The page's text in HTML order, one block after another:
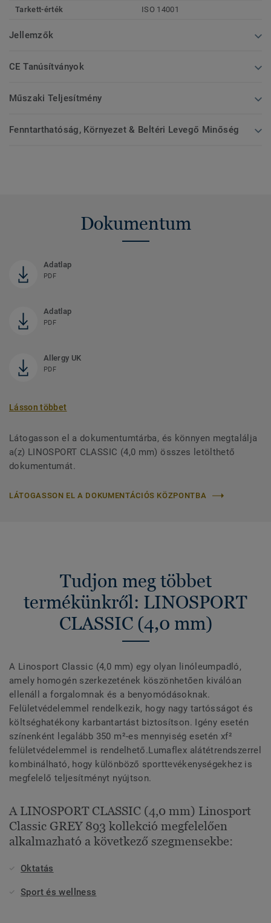
Tarkett-érték ISO 14001
Jellemzők
CE Tanúsítványok
Műszaki Teljesítmény
Fenntarthatóság, Környezet & Beltéri Levegő Minőség
Dokumentum
Adatlap
PDF
Adatlap
PDF
Allergy UK
PDF
Lásson többet
Látogasson el a dokumentumtárba, és könnyen megtalálja
a(z) LINOSPORT CLASSIC (4,0 mm) összes letölthető
dokumentumát.
LÁTOGASSON EL A DOKUMENTÁCIÓS KÖZPONTBA
Tudjon meg többet
termékünkről: LINOSPORT
CLASSIC (4,0 mm)
A Linosport Classic (4,0 mm) egy olyan linóleumpadló,
amely homogén szerkezetének köszönhetően kiválóan
ellenáll a forgalomnak és a benyomódásoknak.
Felületvédelemmel rendelkezik, hogy nagy tartósságot és
költséghatékony karbantartást biztosítson. Igény esetén
színenként legalább 350 m²-es mennyiség esetén xf²
felületvédelemmel is rendelhető.Lumaflex alátétrendszerrel
kombinálható, hogy különböző sporttevékenységekhez is
megfelelő teljesítményt nyújtson.
A LINOSPORT CLASSIC (4,0 mm) Linosport
Classic GREY 893 kollekció megfelelően
alkalmazható a következő szegmensekbe:
Oktatás
Sport és wellness